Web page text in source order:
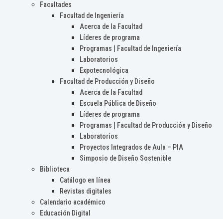
Facultades
Facultad de Ingeniería
Acerca de la Facultad
Líderes de programa
Programas | Facultad de Ingeniería
Laboratorios
Expotecnológica
Facultad de Producción y Diseño
Acerca de la Facultad
Escuela Pública de Diseño
Líderes de programa
Programas | Facultad de Producción y Diseño
Laboratorios
Proyectos Integrados de Aula – PIA
Simposio de Diseño Sostenible
Biblioteca
Catálogo en línea
Revistas digitales
Calendario académico
Educación Digital